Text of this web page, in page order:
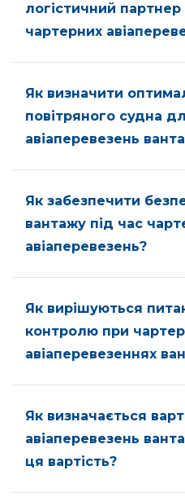
логістичний партнер
чартерних
Як визначити
повітряного судна
авіаперевезень
Як забезпечити
вантажу під час
авіаперевезень?
Як вирішуються
контролю при
авіаперевезеннях
Як визначається
авіаперевезень
ця вартість?